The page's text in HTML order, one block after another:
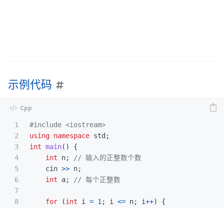
示例代码
1
2
3
4
5
6
7
8
#include <iostream>
using namespace std ;
int main()
{
int
n;
// 输入的正整数个数
cin >> n;
int
a; // 每个正整数
for (int i = 1 ; i <= n; i++)
{